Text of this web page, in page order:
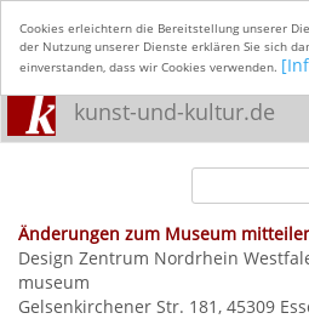
Cookies erleichtern die Bereitstellung unserer
der Nutzung unserer Dienste erklären Sie sich
einverstanden, dass wir Cookies verwenden.
kunst-und-kultur.de
Änderungen zum Museum
Design Zentrum Nordrhein
museum
Gelsenkirchener Str. 181, 45309